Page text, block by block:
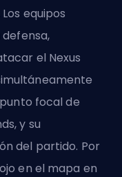
equipos
el Nexus
focal de
y su
del partido. Por
en el mapa en